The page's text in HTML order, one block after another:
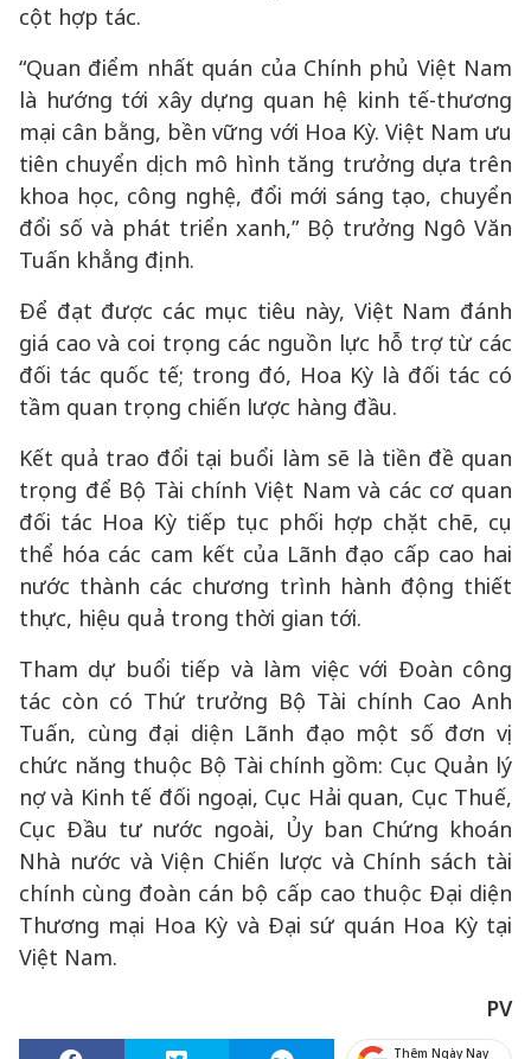
cột hợp tác.
“Quan điểm nhất quán của Chính phủ Việt Nam
là hướng tới xây dựng quan hệ kinh tế-thương
mại cân bằng, bền vững với Hoa Kỳ. Việt Nam ưu
tiên chuyển dịch mô hình tăng trưởng dựa trên
khoa học, công nghệ, đổi mới sáng tạo, chuyển
đổi số và phát triển xanh,” Bộ trưởng Ngô Văn
Tuấn khẳng định.
Để đạt được các mục tiêu này, Việt Nam đánh
giá cao và coi trọng các nguồn lực hỗ trợ từ các
đối tác quốc tế; trong đó, Hoa Kỳ là đối tác có
tầm quan trọng chiến lược hàng đầu.
Kết quả trao đổi tại buổi làm sẽ là tiền đề quan
trọng để Bộ Tài chính Việt Nam và các cơ quan
đối tác Hoa Kỳ tiếp tục phối hợp chặt chẽ, cụ
thể hóa các cam kết của Lãnh đạo cấp cao hai
nước thành các chương trình hành động thiết
thực, hiệu quả trong thời gian tới.
Tham dự buổi tiếp và làm việc với Đoàn công
tác còn có Thứ trưởng Bộ Tài chính Cao Anh
Tuấn, cùng đại diện Lãnh đạo một số đơn vị
chức năng thuộc Bộ Tài chính gồm: Cục Quản lý
nợ và Kinh tế đối ngoại, Cục Hải quan, Cục Thuế,
Cục Đầu tư nước ngoài, Ủy ban Chứng khoán
Nhà nước và Viện Chiến lược và Chính sách tài
chính cùng đoàn cán bộ cấp cao thuộc Đại diện
Thương mại Hoa Kỳ và Đại sứ quán Hoa Kỳ tại
Việt Nam.
PV
Thêm Ngày Nay